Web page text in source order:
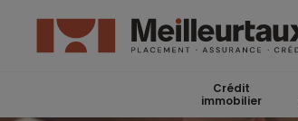
Crédit
immobilier